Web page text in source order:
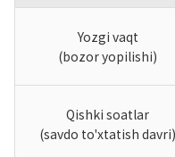
Yozgi vaqt
(bozor yopilishi)
Qishki soatlar
(savdo to'xtatish davri)